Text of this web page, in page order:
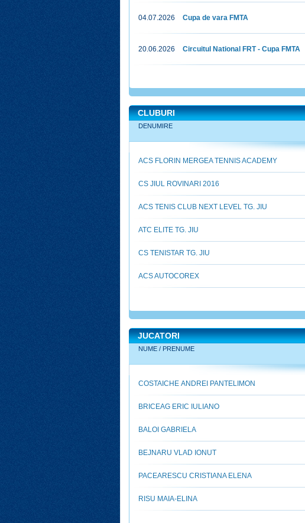
04.07.2026 Cupa de vara FMTA
20.06.2026 Circuitul National FRT - Cupa FMTA
CLUBURI
DENUMIRE
ACS FLORIN MERGEA TENNIS ACADEMY
CS JIUL ROVINARI 2016
ACS TENIS CLUB NEXT LEVEL TG. JIU
ATC ELITE TG. JIU
CS TENISTAR TG. JIU
ACS AUTOCOREX
JUCATORI
NUME / PRENUME
COSTAICHE ANDREI PANTELIMON
BRICEAG ERIC IULIANO
BALOI GABRIELA
BEJNARU VLAD IONUT
PACEARESCU CRISTIANA ELENA
RISU MAIA-ELINA